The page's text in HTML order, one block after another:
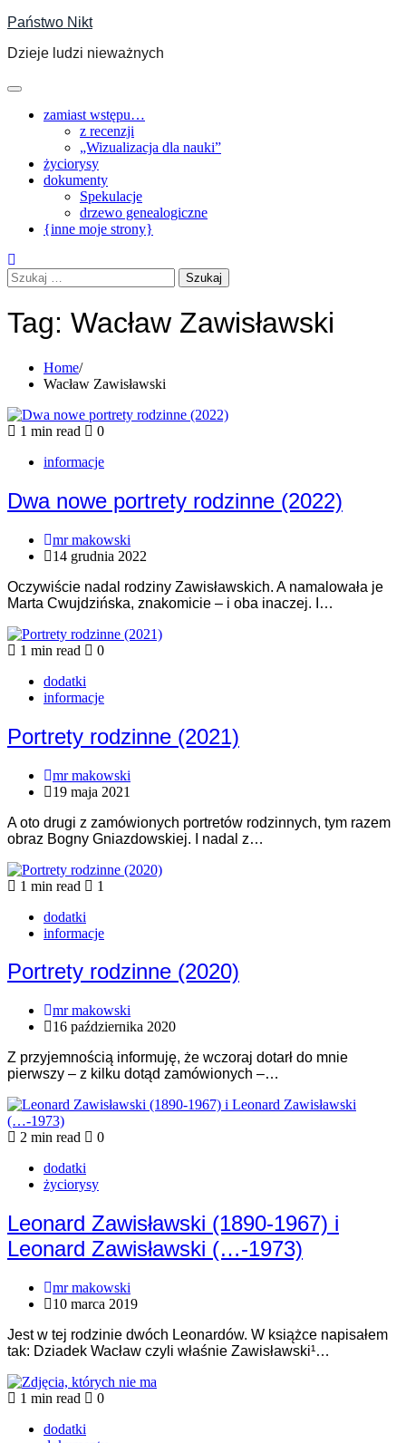
Skip
content
Państwo Nikt
Dzieje ludzi nieważnych
zamiast wstępu…
z recenzji
„Wizualizacja dla nauki”
życiorysy
dokumenty
Spekulacje
drzewo genealogiczne
{inne moje strony}
Szukaj:
Tag: Wacław Zawisławski
Home
Wacław Zawisławski
1 min read
0
informacje
Dwa nowe portrety rodzinne (2022)
mr makowski
14 grudnia 2022
Oczywiście nadal rodziny Zawisławskich. A namalowała je
Marta Cwujdzińska, znakomicie – i oba inaczej. I…
1 min read
0
dodatki
informacje
Portrety rodzinne (2021)
mr makowski
19 maja 2021
A oto drugi z zamówionych portretów rodzinnych, tym razem
obraz Bogny Gniazdowskiej. I nadal z…
1 min read
1
dodatki
informacje
Portrety rodzinne (2020)
mr makowski
16 października 2020
Z przyjemnością informuję, że wczoraj dotarł do mnie
pierwszy – z kilku dotąd zamówionych –…
2 min read
0
dodatki
życiorysy
Leonard Zawisławski (1890-1967) i
Leonard Zawisławski (…-1973)
mr makowski
10 marca 2019
Jest w tej rodzinie dwóch Leonardów. W książce napisałem
tak: Dziadek Wacław czyli właśnie Zawisławski¹…
1 min read
0
dodatki